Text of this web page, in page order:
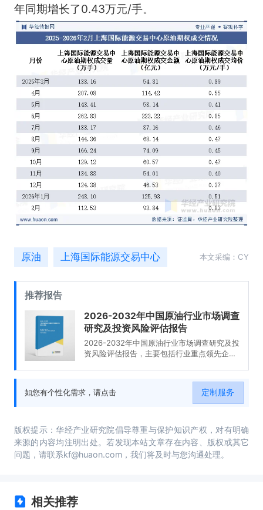
年同期增长了0.43万元/手。
原油 上海国际能源交易中心 本文采编：CY
推荐报告
2026-2032年中国原油行业市场调查
研究及投资风险评估报告
2026-2032年中国原油行业市场调查研究及投
资风险评估报告，主要包括行业重点领先企业
如您有个性化需求，请点击 定制服务
版权提示：华经产业研究院倡导尊重与保护知识产权，对有明确
来源的内容均注明出处。若发现本站文章存在内容、版权或其它
问题，请联系kf@huaon.com，我们将及时与您沟通处理。
相关推荐